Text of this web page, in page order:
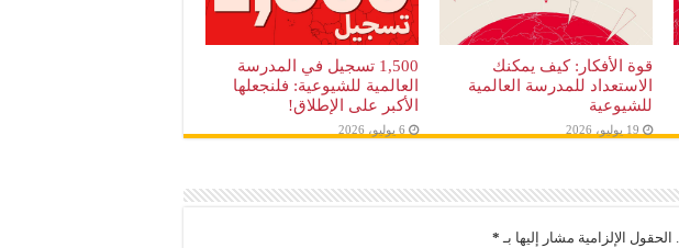
قوة الأفكار: كيف يمكنك
الاستعداد للمدرسة العالمية
للشيوعية
19 يوليو، 2026
1,500 تسجيل في المدرسة
العالمية للشيوعية: فلنجعلها
الأكبر على الإطلاق!
6 يوليو، 2026
الحقول الإلزامية مشار إليها بـ *